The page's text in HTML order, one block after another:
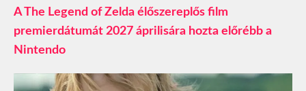
A The Legend of Zelda élőszereplős film
premierdátumát 2027 áprilisára hozta előrébb a
Nintendo